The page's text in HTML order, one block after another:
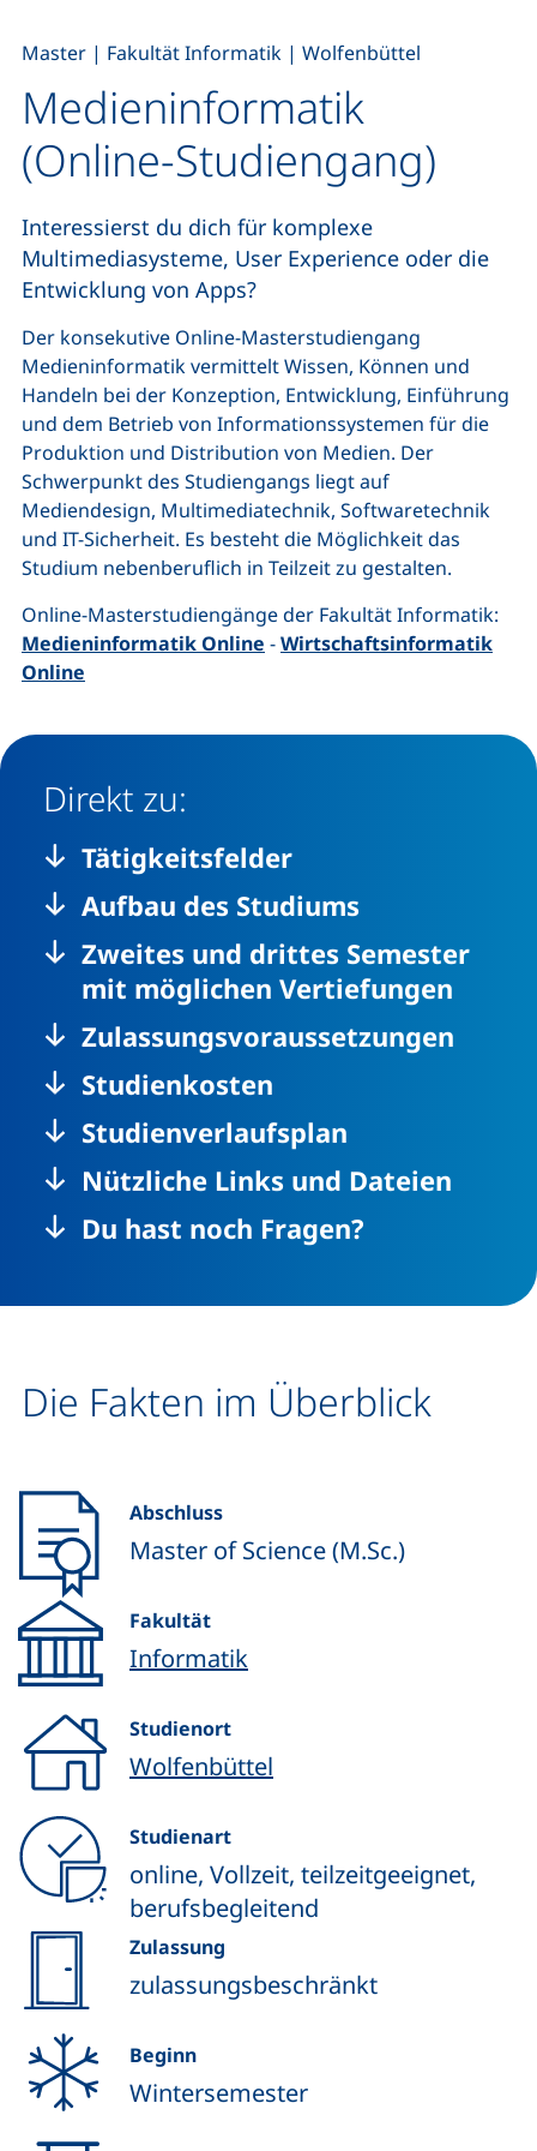
Medieninformatik
(Online-Studiengang)
Master | Fakultät Informatik | Wolfenbüttel
Interessierst du dich für komplexe
Multimediasysteme, User Experience oder die
Entwicklung von Apps?
Der konsekutive Online-Masterstudiengang
Medieninformatik vermittelt Wissen, Können und
Handeln bei der Konzeption, Entwicklung, Einführung
und dem Betrieb von Informationssystemen für die
Produktion und Distribution von Medien. Der
Schwerpunkt des Studiengangs liegt auf
Mediendesign, Multimediatechnik, Softwaretechnik
und IT-Sicherheit. Es besteht die Möglichkeit das
Studium nebenberuflich in Teilzeit zu gestalten.
Online-Masterstudiengänge der Fakultät Informatik:
Medieninformatik Online -Wirtschaftsinformatik
Online
Direkt zu:
Tätigkeitsfelder
Aufbau des Studiums
Zweites und drittes Semester
mit möglichen Vertiefungen
Zulassungsvoraussetzungen
Studienkosten
Studienverlaufsplan
Nützliche Links und Dateien
Du hast noch Fragen?
Die Fakten im Überblick
Abschluss
Master of Science (M.Sc.)
Fakultät
Informatik
Studienort
Wolfenbüttel
Studienart
online, Vollzeit, teilzeitgeeignet,
berufsbegleitend
Zulassung
zulassungsbeschränkt
Beginn
Wintersemester